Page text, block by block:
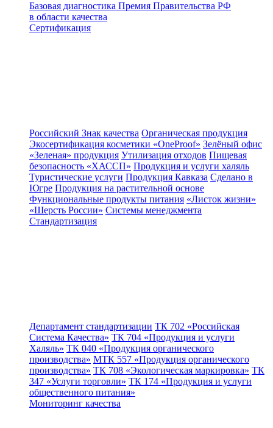
Базовая диагностика Премия Правительства РФ
в области качества
Сертификация
Российский Знак качества Органическая продукция
Экосертификация косметики «OneProof» Зелёный офис
«Зеленая» продукция Утилизация отходов Пищевая
безопасность «ХАССП» Продукция и услуги халяль
Туристические услуги Продукция Кавказа Сделано в
Югре Продукция на растительной основе
Функциональные продукты питания «Листок жизни»
«Шерсть России» Системы менеджмента
Стандартизация
Департамент стандартизации ТК 702 «Российская
Система Качества» ТК 704 «Продукция и услуги
Халяль» ТК 040 «Продукция органического
производства» МТК 557 «Продукция органического
производства» ТК 708 «Экологическая маркировка» ТК
347 «Услуги торговли» ТК 174 «Продукция и услуги
общественного питания»
Мониторинг качества